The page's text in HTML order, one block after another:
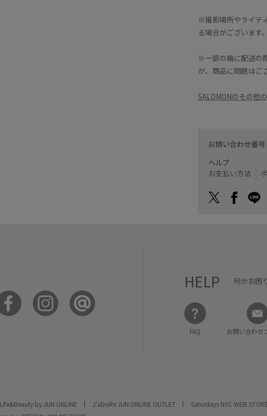
※撮影場所やライテ
る場合がございます。
※一部の箱に配送の
が、商品に問題はご
SALOMONのその他
お問い合わせ番号
ヘルプ
お支払い方法
HELP 何かお困
FAQ お問い合わせ
Life&Beauty by JUN ONLINE J'aDoRe JUN ONLINE OUTLET Saturdays NYC WEB STORE